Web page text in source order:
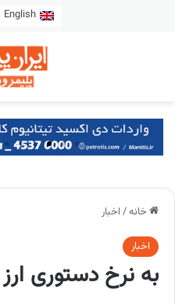
English
خانه/ اخبار
اخبار
به نرخ دستوری